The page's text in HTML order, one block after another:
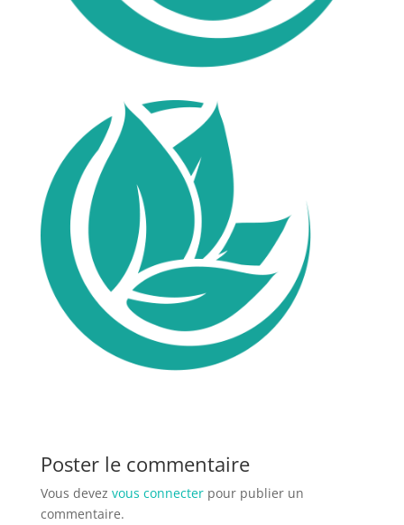
Poster le commentaire
Vous devez vous connecterpour publier un
commentaire.